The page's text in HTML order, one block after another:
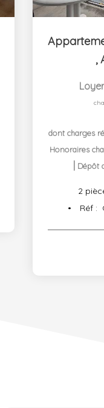
,
dont charges
Honoraires
Dépôt
2
Réf :